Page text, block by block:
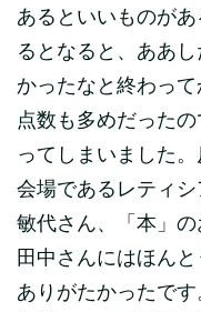
あるといいものが
るとなると、ああ
かったなと終わっ
点数も多めだった
ってしまいました。
会場であるレティ
敏代さん、「本」
田中さんにはほん
ありがたかったです